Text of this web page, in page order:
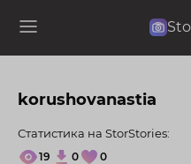
korushovanastia
Статистика на StorStories:
19 0 0